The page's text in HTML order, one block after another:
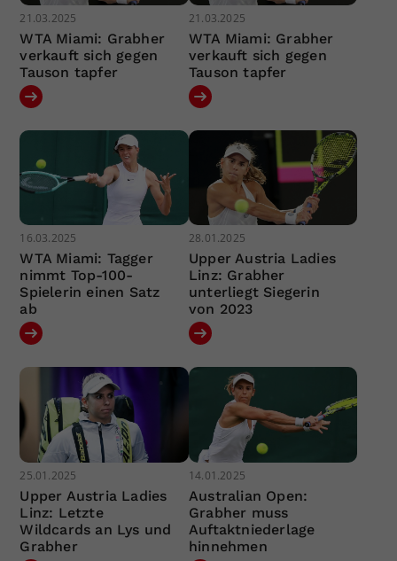
21.03.2025
WTA Miami: Grabher
verkauft sich gegen
Tauson tapfer
21.03.2025
WTA Miami: Grabher
verkauft sich gegen
Tauson tapfer
16.03.2025
WTA Miami: Tagger
nimmt Top-100-
Spielerin einen Satz
ab
28.01.2025
Upper Austria Ladies
Linz: Grabher
unterliegt Siegerin
von 2023
25.01.2025
Upper Austria Ladies
Linz: Letzte
Wildcards an Lys und
Grabher
14.01.2025
Australian Open:
Grabher muss
Auftaktniederlage
hinnehmen